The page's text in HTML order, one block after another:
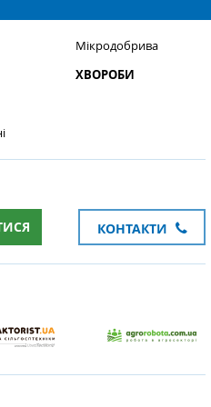
Мікродобрива
ХВОРОБИ
КОНТАКТИ